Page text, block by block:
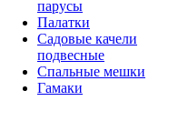
парусы
Палатки
Садовые качели
подвесные
Спальные мешки
Гамаки